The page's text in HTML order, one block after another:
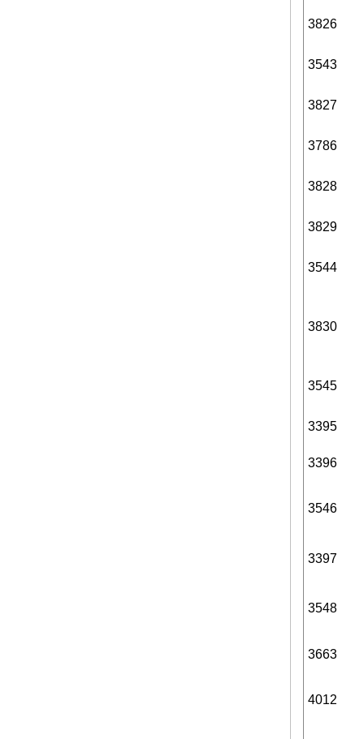
3826
3543
3827
3786
3828
3829
3544
3830
3545
3395
3396
3546
3397
3548
3663
4012